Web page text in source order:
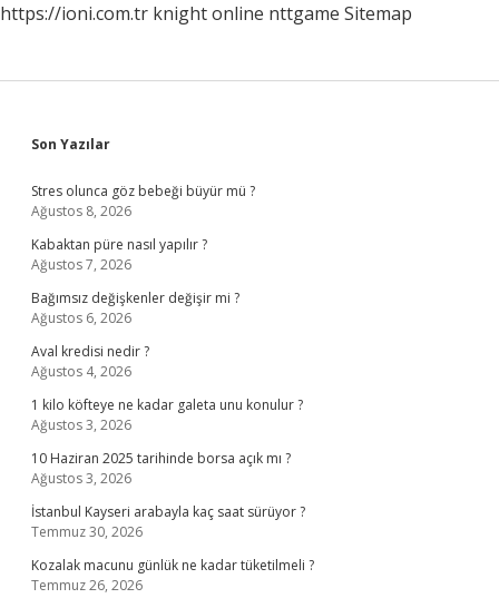
https://ioni.com.tr knight online nttgame Sitemap
Sidebar
Son Yazılar
Stres olunca göz bebeği büyür mü ?
Ağustos 8, 2026
Kabaktan püre nasıl yapılır ?
Ağustos 7, 2026
Bağımsız değişkenler değişir mi ?
Ağustos 6, 2026
Aval kredisi nedir ?
Ağustos 4, 2026
1 kilo köfteye ne kadar galeta unu konulur ?
Ağustos 3, 2026
10 Haziran 2025 tarihinde borsa açık mı ?
Ağustos 3, 2026
İstanbul Kayseri arabayla kaç saat sürüyor ?
Temmuz 30, 2026
Kozalak macunu günlük ne kadar tüketilmeli ?
Temmuz 26, 2026